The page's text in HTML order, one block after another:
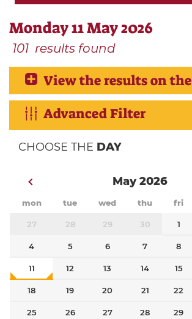
Monday 11 May 2026
101 results found
View the results on
Advanced Filter
CHOOSE THE DAY
May 2026
mon tue wed thu fri
27 28 29 30 1
4 5 6 7 8
11 12 13 14 15
18 19 20 21 22
25 26 27 28 29